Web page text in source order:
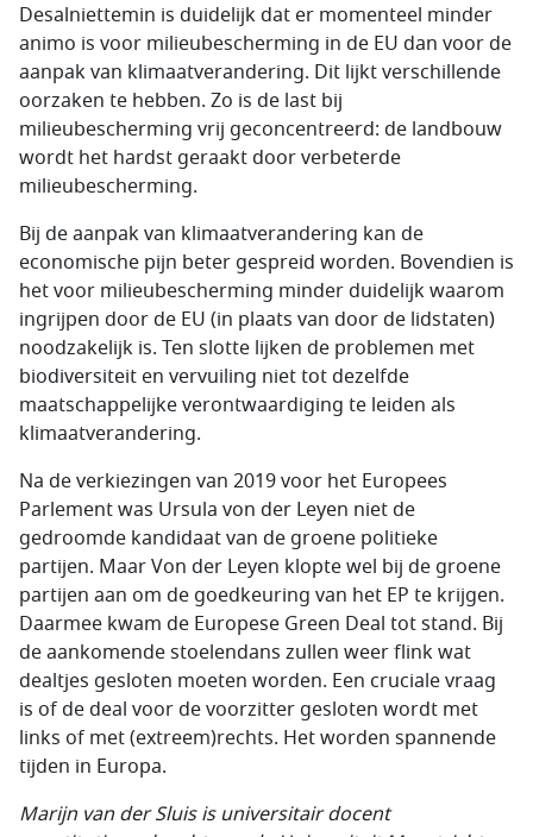
Desalniettemin is duidelijk dat er momenteel minder
animo is voor milieubescherming in de EU dan voor de
aanpak van klimaatverandering. Dit lijkt verschillende
oorzaken te hebben. Zo is de last bij
milieubescherming vrij geconcentreerd: de landbouw
wordt het hardst geraakt door verbeterde
milieubescherming.
Bij de aanpak van klimaatverandering kan de
economische pijn beter gespreid worden. Bovendien is
het voor milieubescherming minder duidelijk waarom
ingrijpen door de EU (in plaats van door de lidstaten)
noodzakelijk is. Ten slotte lijken de problemen met
biodiversiteit en vervuiling niet tot dezelfde
maatschappelijke verontwaardiging te leiden als
klimaatverandering.
Na de verkiezingen van 2019 voor het Europees
Parlement was Ursula von der Leyen niet de
gedroomde kandidaat van de groene politieke
partijen. Maar Von der Leyen klopte wel bij de groene
partijen aan om de goedkeuring van het EP te krijgen.
Daarmee kwam de Europese Green Deal tot stand. Bij
de aankomende stoelendans zullen weer flink wat
dealtjes gesloten moeten worden. Een cruciale vraag
is of de deal voor de voorzitter gesloten wordt met
links of met (extreem)rechts. Het worden spannende
tijden in Europa.
Marijn van der Sluis is universitair docent